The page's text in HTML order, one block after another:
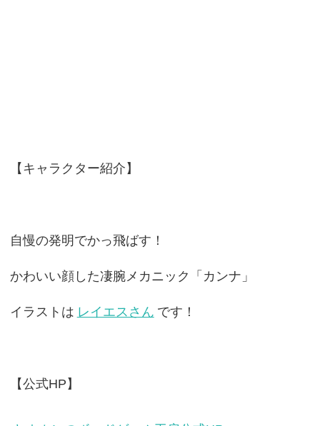
【キャラクター紹介】
自慢の発明でかっ飛ばす！
かわいい顔した凄腕メカニック「カンナ」
イラストは レイエスさん です！
【公式HP】